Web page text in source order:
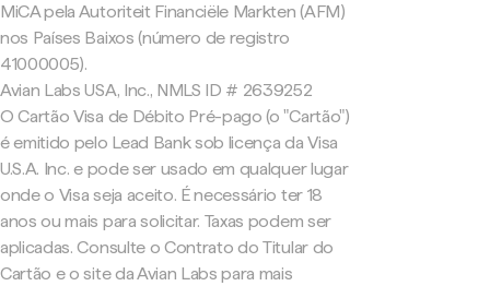
MiCA pela Autoriteit Financiële Markten (AFM)
nos Países Baixos (número de registro
41000005).
Avian Labs USA, Inc., NMLS ID # 2639252
O Cartão Visa de Débito Pré-pago (o "Cartão")
é emitido pelo Lead Bank sob licença da Visa
U.S.A. Inc. e pode ser usado em qualquer lugar
onde o Visa seja aceito. É necessário ter 18
anos ou mais para solicitar. Taxas podem ser
aplicadas. Consulte o Contrato do Titular do
Cartão e o site da Avian Labs para mais